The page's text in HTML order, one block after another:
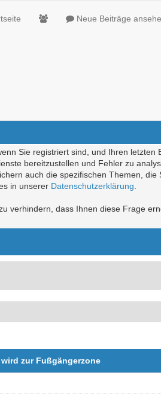
Neue Beiträge
Sie registriert sind, und Ihren
bereitzustellen und Fehler zu
auch die spezifischen Themen,
in unserer Datenschutzerklärung
verhindern, dass Ihnen diese Frage
zur Fußgängerzone